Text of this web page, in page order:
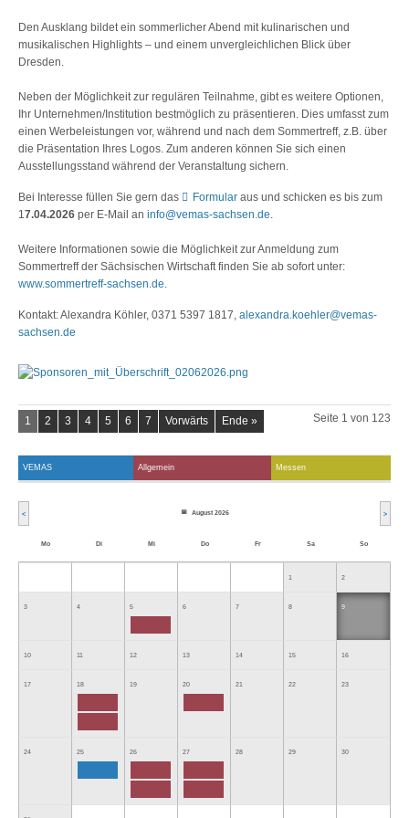
Den Ausklang bildet ein sommerlicher Abend mit kulinarischen und
musikalischen Highlights – und einem unvergleichlichen Blick über
Dresden.
Neben der Möglichkeit zur regulären Teilnahme, gibt es weitere Optionen,
Ihr Unternehmen/Institution bestmöglich zu präsentieren. Dies umfasst zum
einen Werbeleistungen vor, während und nach dem Sommertreff, z.B. über
die Präsentation Ihres Logos. Zum anderen können Sie sich einen
Ausstellungsstand während der Veranstaltung sichern.
Bei Interesse füllen Sie gern das Formular aus und schicken es bis zum
1 7.04.2026 per E-Mail an info@vemas-sachsen.de
Weitere Informationen sowie die Möglichkeit zur Anmeldung zum
Sommertreff der Sächsischen Wirtschaft finden Sie ab sofort unter:
www.sommertreff-sachsen.de
Kontakt: Alexandra Köhler, 0371 5397 1817, alexandra.koehler@vemas-
sachsen.de
Seite 1 von 123
1 2 3 4 5 6 7 Vorwärts Ende »
VEMAS Allgemein Messen
< August 2026 >
Mo Di Mi Do Fr Sa So
1 2
3 4 5 6 7 8 9
10 11 12 13 14 15 16
17 18 19 20 21 22 23
24 25 26 27 28 29 30